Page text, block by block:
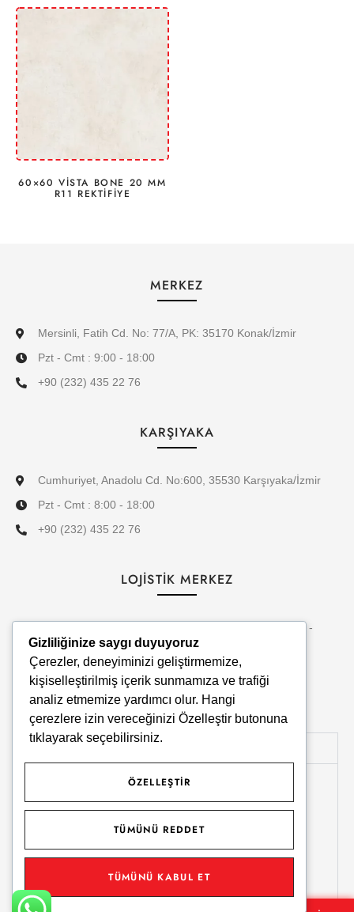
60×60 VİSTA BONE 20 MM
R11 REKTİFİYE
MERKEZ
Mersinli, Fatih Cd. No: 77/A, PK: 35170 Konak/İzmir
Pzt - Cmt : 9:00 - 18:00
+90 (232) 435 22 76
KARŞIYAKA
Cumhuriyet, Anadolu Cd. No:600, 35530 Karşıyaka/İzmir
Pzt - Cmt : 8:00 - 18:00
+90 (232) 435 22 76
LOJİSTİK MERKEZ
İstiklal mah. Ankara asfaltı no:1 Ulusluk Mevki, Ulucak -
Kemalpaşa
Pzt - Cmt : 8:00 - 18:00
MERKEZ
Gizliliğinize saygı duyuyoruz
Çerezler, deneyiminizi geliştirmemize,
kişiselleştirilmiş içerik sunmamıza ve trafiği
analiz etmemize yardımcı olur. Hangi
çerezlere izin vereceğinizi Özelleştir butonuna
tıklayarak seçebilirsiniz.
ÖZELLEŞTIR
TÜMÜNÜ REDDET
TÜMÜNÜ KABUL ET